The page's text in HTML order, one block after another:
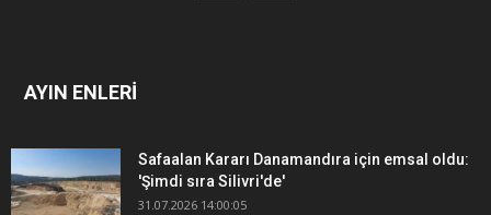
AYIN ENLERİ
Safaalan Kararı Danamandıra için emsal oldu:
'Şimdi sıra Silivri'de'
31.07.2026 14:00:05